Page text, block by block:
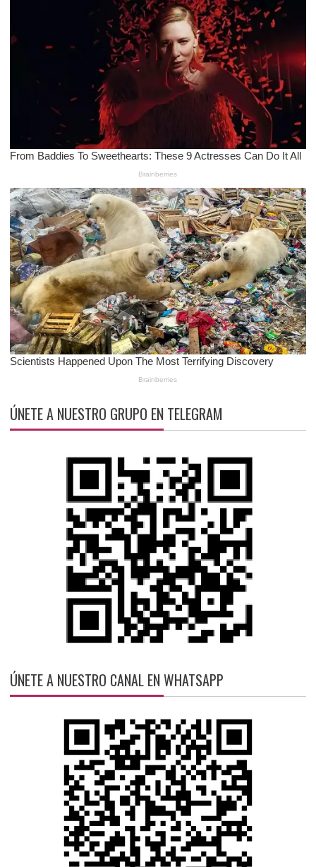
ÚNETE A NUESTRO GRUPO EN TELEGRAM
ÚNETE A NUESTRO CANAL EN WHATSAPP